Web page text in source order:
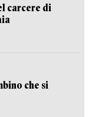
carcere di
che si